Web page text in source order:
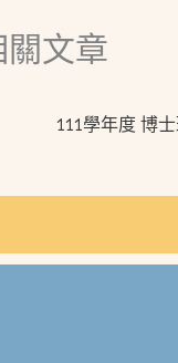
關文章
111學年度 博